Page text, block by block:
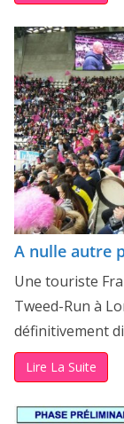
A nulle autre
Une touriste
Tweed-Run à
définitivement
Lire La Suite